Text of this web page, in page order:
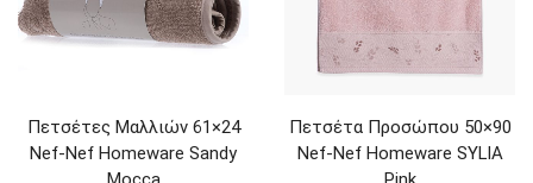
Πετσέτες Μαλλιών 61×24
Nef-Nef Homeware Sandy
Πετσέτα Προσώπου 50×90
Nef-Nef Homeware SYLIA